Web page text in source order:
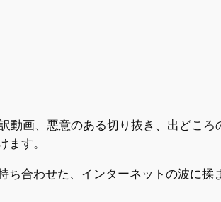
画、悪意のある切り抜き、出どこ
す。
合わせた、インターネットの波に揉